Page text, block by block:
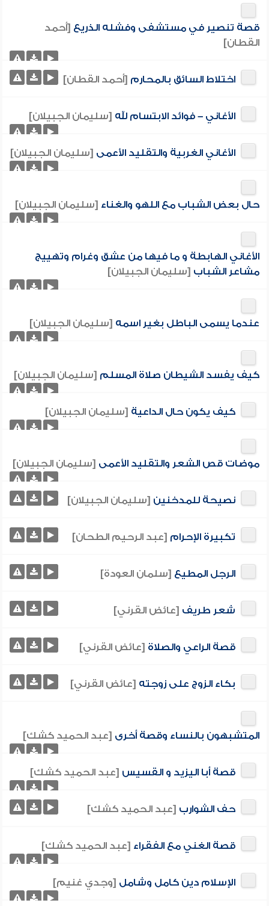
قصة تنصير في مستشفى وفشله الذريع [أحمد
القطان]
اختلاط السائق بالمحارم [أحمد القطان]
الأغاني – فوائد الابتسام لله [سليمان الجبيلان]
الأغاني الغربية والتقليد الأعمى [سليمان الجبيلان]
حال بعض الشباب مع اللهو والغناء [سليمان الجبيلان]
الأغاني الهابطة و ما فيها من عشق وغرام وتهييج
مشاعر الشباب [سليمان الجبيلان]
عندما يسمى الباطل بغير اسمه [سليمان الجبيلان]
كيف يفسد الشيطان صلاة المسلم [سليمان الجبيلان]
كيف يكون حال الداعية [سليمان الجبيلان]
موضات قص الشعر والتقليد الأعمى [سليمان الجبيلان]
نصيحة للمدخنين [سليمان الجبيلان]
تكبيرة الإحرام [عبد الرحيم الطحان]
الرجل المطيع [سلمان العودة]
شعر طريف [عائض القرني]
قصة الراعي والصلاة [عائض القرني]
بكاء الزوج على زوجته [عائض القرني]
المتشبهون بالنساء وقصة أخرى [عبد الحميد كشك]
قصة أبا اليزيد و القسيس [عبد الحميد كشك]
حف الشوارب [عبد الحميد كشك]
قصة الغني مع الفقراء [عبد الحميد كشك]
الإسلام دين كامل وشامل [وجدي غنيم]